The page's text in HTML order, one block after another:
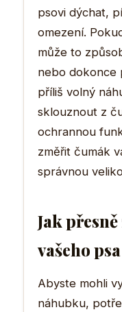
psovi dýchat,
omezení.
může to
nebo dokonce
příliš volný
sklouznout z
ochrannou
změřit čumák
správnou
Jak
vašeho psa
Abyste mohli
náhubku,